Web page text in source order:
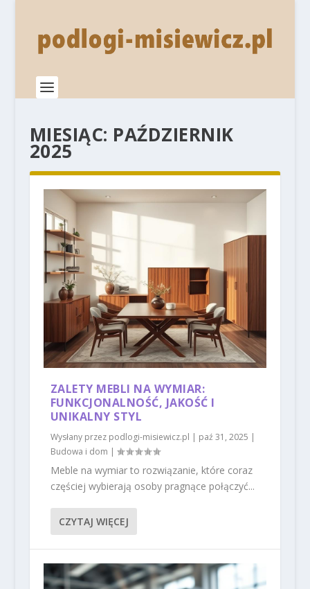
MIESIĄC: PAŹDZIERNIK
2025
ZALETY MEBLI NA WYMIAR:
FUNKCJONALNOŚĆ, JAKOŚĆ I
UNIKALNY STYL
Wysłany przez podlogi-misiewicz.pl | paź 31, 2025 |
Budowa i dom |
Meble na wymiar to rozwiązanie, które coraz
częściej wybierają osoby pragnące połączyć...
CZYTAJ WIĘCEJ